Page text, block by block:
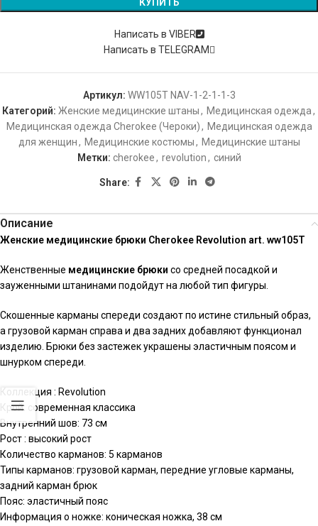
КУПИТЬ
Написать в VIBER
Написать в TELEGRAM
Артикул: WW105T NAV-1-2-1-1-3
Категорий: Женские медицинские штаны, Медицинская одежда,
Медицинская одежда Cherokee (Чероки), Медицинская одежда
для женщин, Медицинские костюмы, Медицинские штаны
Метки: cherokee, revolution, синий
Share:
Описание
Женские медицинские брюки Cherokee Revolution art. ww105T
Женственные медицинские брюки со средней посадкой и
зауженными штанинами подойдут на любой тип фигуры.
Скошенные карманы спереди создают по истине стильный образ,
а грузовой карман справа и два задних добавляют функционал
изделию. Брюки без застежек украшены эластичным поясом и
шнурком спереди.
Коллекция : Revolution
Крой: современная классика
Внутренний шов: 73 см
Рост : высокий рост
Количество карманов: 5 карманов
Типы карманов: грузовой карман, передние угловые карманы,
задний карман брюк
Пояс: эластичный пояс
Информация о ножке: коническая ножка, 38 см